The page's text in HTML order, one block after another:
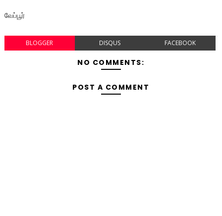
வேப்பூர்
BLOGGER DISQUS FACEBOOK
NO COMMENTS:
POST A COMMENT